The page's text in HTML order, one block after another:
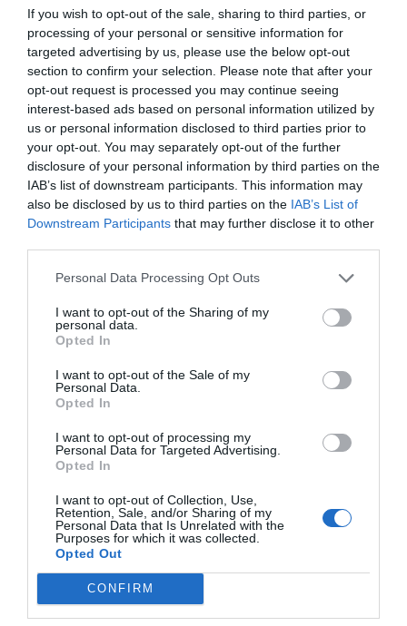
If you wish to opt-out of the sale, sharing to third parties, or
processing of your personal or sensitive information for
targeted advertising by us, please use the below opt-out
section to confirm your selection. Please note that after your
opt-out request is processed you may continue seeing
interest-based ads based on personal information utilized by
us or personal information disclosed to third parties prior to
your opt-out. You may separately opt-out of the further
disclosure of your personal information by third parties on the
IAB’s list of downstream participants. This information may
also be disclosed by us to third parties on the IAB’s List of
Downstream Participants that may further disclose it to other
Personal Data Processing Opt Outs
I want to opt-out of the Sharing of my
personal data.
Opted In
I want to opt-out of the Sale of my
Personal Data.
Opted In
I want to opt-out of processing my
Personal Data for Targeted Advertising.
Opted In
I want to opt-out of Collection, Use,
Retention, Sale, and/or Sharing of my
Personal Data that Is Unrelated with the
Purposes for which it was collected.
Opted Out
CONFIRM
IDEAS
Aguardiente sin fronteras en
Colombia
De bebida nacional a símbolo en disputa. El licor más popular
del país entra en una nueva era tras la caída del monopolio
regional y la apertura del mercado.
HÉCTOR ESTEPA BOGOTÁ 09/02/2026
Un pueblo que se resiste a irse
En el Pacífico colombiano, el océano gana terreno y erosiona
reorganizan su vida para no perder el lugar que habitan.
MARIO TORO QUINTERO JUANCHACO (COLOMBIA) 26/12/2025